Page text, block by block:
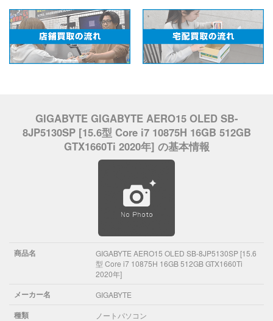
GIGABYTE GIGABYTE AERO15 OLED SB-
8JP5130SP [15.6型 Core i7 10875H 16GB 512GB
GTX1660Ti 2020年] の基本情報
商品名
GIGABYTE AERO15 OLED SB-8JP5130SP [15.6
型 Core i7 10875H 16GB 512GB GTX1660Ti
2020年]
メーカー名 GIGABYTE
種類 ノートパソコン